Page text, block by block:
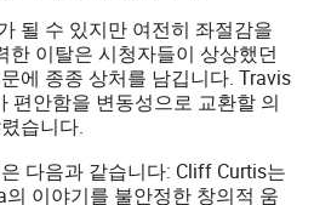
될 수 있지만 여전히 좌절감을
한 이탈은 시청자들이 상상했던
에 종종 상처를 남깁니다. Travis
편안함을 변동성으로 교환할 의
습니다.
다음과 같습니다: Cliff Curtis는
이야기를 불안정한 창의적 움